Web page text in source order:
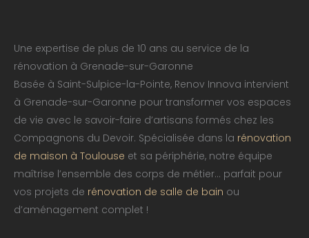
Une expertise de plus de 10 ans au service de la
rénovation à Grenade-sur-Garonne
Basée à Saint-Sulpice-la-Pointe, Renov Innova intervient
à Grenade-sur-Garonne pour transformer vos espaces
de vie avec le savoir-faire d’artisans formés chez les
Compagnons du Devoir. Spécialisée dans la rénovation
de maison à Toulouse et sa périphérie, notre équipe
maîtrise l’ensemble des corps de métier… parfait pour
vos projets de rénovation de salle de bain ou
d’aménagement complet !